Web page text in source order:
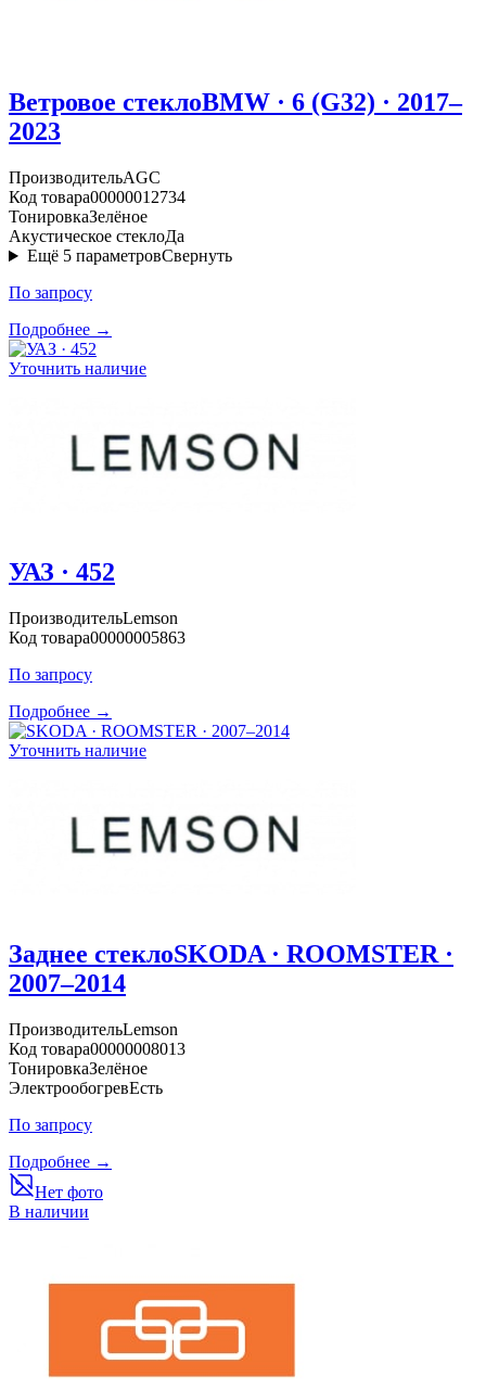
Ветровое стеклоBMW · 6 (G32) · 2017–
2023
ПроизводительAGC
Код товара00000012734
ТонировкаЗелёное
Акустическое стеклоДа
Ещё 5 параметровСвернуть
По запросу
Подробнее →
Уточнить наличие
УАЗ · 452
ПроизводительLemson
Код товара00000005863
По запросу
Подробнее →
Уточнить наличие
Заднее стеклоSKODA · ROOMSTER ·
2007–2014
ПроизводительLemson
Код товара00000008013
ТонировкаЗелёное
ЭлектрообогревЕсть
По запросу
Подробнее →
Нет фото
В наличии